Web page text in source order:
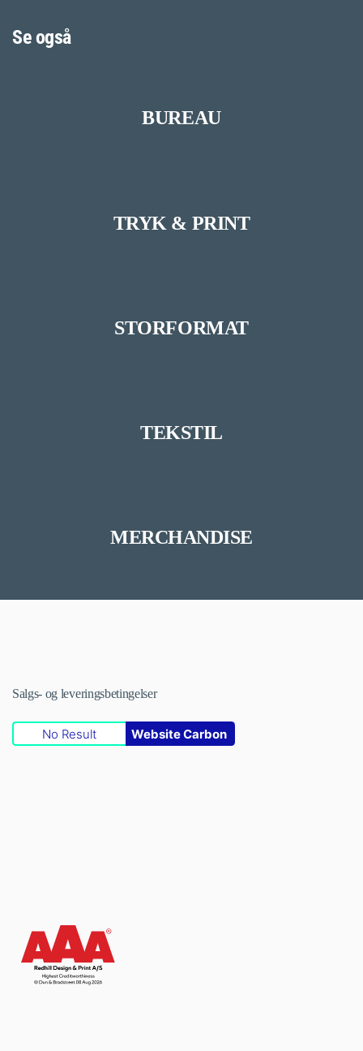
Se også
BUREAU
TRYK & PRINT
STORFORMAT
TEKSTIL
MERCHANDISE
Salgs- og leveringsbetingelser
No Result Website Carbon